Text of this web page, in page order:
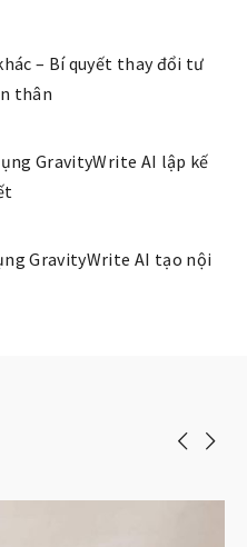
– Bí quyết thay đổi tư
thân
GravityWrite AI lập kế
GravityWrite AI tạo nội